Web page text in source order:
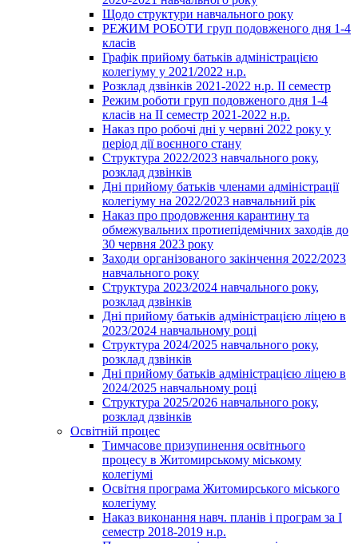
Щодо структури навчального року
РЕЖИМ РОБОТИ груп подовженого дня 1-4
класів
Графік прийому батьків адміністрацією
колегіуму у 2021/2022 н.р.
Розклад дзвінків 2021-2022 н.р. ІІ семестр
Режим роботи груп подовженого дня 1-4
класів на ІІ семестр 2021-2022 н.р.
Наказ про робочі дні у червні 2022 року у
період дії воєнного стану
Структура 2022/2023 навчального року,
розклад дзвінків
Дні прийому батьків членами адміністрації
колегіуму на 2022/2023 навчальний рік
Наказ про продовження карантину та
обмежувальних протиепідемічних заходів до
30 червня 2023 року
Заходи організованого закінчення 2022/2023
навчального року
Структура 2023/2024 навчального року,
розклад дзвінків
Дні прийому батьків адміністрацією ліцею в
2023/2024 навчальному році
Структура 2024/2025 навчального року,
розклад дзвінків
Дні прийому батьків адміністрацією ліцею в
2024/2025 навчальному році
Структура 2025/2026 навчального року,
розклад дзвінків
Освітній процес
Тимчасове призупинення освітнього
процесу в Житомирському міському
колегіумі
Освітня програма Житомирського міського
колегіуму
Наказ виконання навч. планів і програм за І
семестр 2018-2019 н.р.